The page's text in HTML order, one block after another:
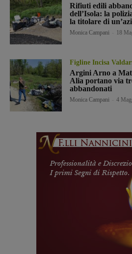
Rifiuti edili
dell’Isola: la
la titolare di
Monica Campani 18
Figline Incisa
Argini Arno a
Alia portano via
abbandonati
Monica Campani 4